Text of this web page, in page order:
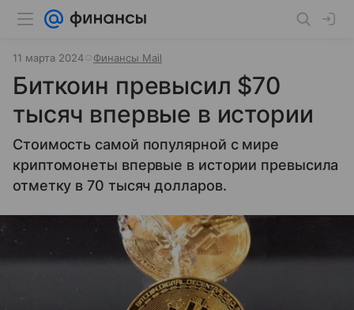
11 марта 2024 Финансы Mail
Биткоин превысил $70
тысяч впервые в истории
Стоимость самой популярной с мире
криптомонеты впервые в истории превысила
отметку в 70 тысяч долларов.